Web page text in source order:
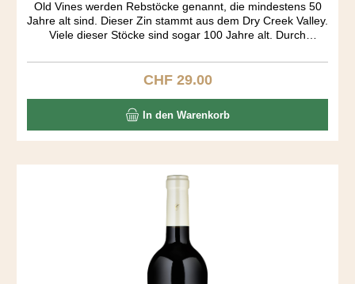
Old Vines werden Rebstöcke genannt, die mindestens 50
Jahre alt sind. Dieser Zin stammt aus dem Dry Creek Valley.
Viele dieser Stöcke sind sogar 100 Jahre alt. Durch
kleinen Bäumen als dem klassischen Rebstock.
Bewässerung haben diese Stöcke nicht nötig, „dry farming“.
sehr konzentriert. Must have wine.
Regulärer Preis:
CHF 29.00
In den Warenkorb